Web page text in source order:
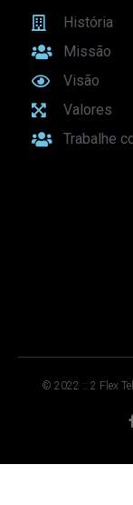
História
Missão
Visão
Valores
Trabalhe
© 2022 :: 2 Flex